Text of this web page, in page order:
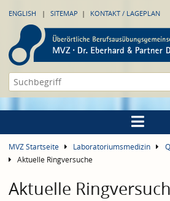
ENGLISH SITEMAP KONTAKT / LAGEPLAN
MVZ Startseite Laboratoriumsmedizin
Aktuelle Ringversuche
Aktuelle